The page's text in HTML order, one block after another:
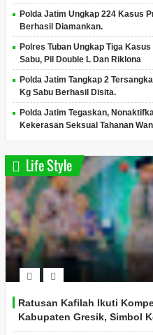
Polda Jatim Ungkap 224 Kasus
Berhasil Diamankan.
Polres Tuban Ungkap Tiga
Sabu, Pil Double L Dan Riklona
Polda Jatim Tangkap 2
Kg Sabu Berhasil Disita.
Polda Jatim Tegaskan,
Kekerasan Seksual Tahanan
Life Style
Ratusan Kafilah Ikuti
Kabupaten Gresik, Simbol